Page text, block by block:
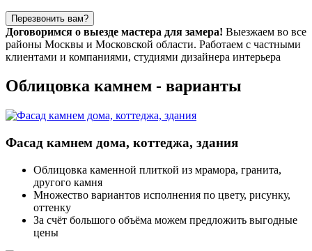
Договоримся о выезде мастера для замера! Выезжаем во все
районы Москвы и Московской области. Работаем с частными
клиентами и компаниями, студиями дизайнера интерьера
Облицовка камнем - варианты
Фасад камнем дома, коттеджа, здания
Облицовка каменной плиткой из мрамора, гранита,
другого камня
Множество вариантов исполнения по цвету, рисунку,
оттенку
За счёт большого объёма можем предложить выгодные
цены